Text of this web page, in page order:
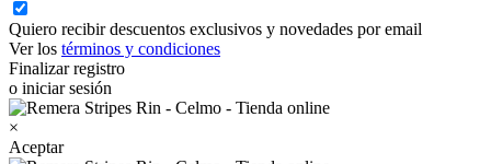
Quiero recibir descuentos exclusivos y novedades por email
Ver los términos y condiciones
Finalizar registro
o iniciar sesión
×
Aceptar